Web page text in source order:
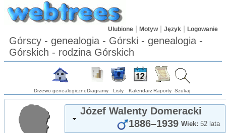
Ulubione Motyw Język Logowanie
Górscy - genealogia - Górski - genealogia -
Górskich - rodzina Górskich
Drzewo genealogiczneDiagramy Listy Kalendarz Raporty Szukaj
Józef Walenty Domeracki
Wiek: 52 lata
1886–1939